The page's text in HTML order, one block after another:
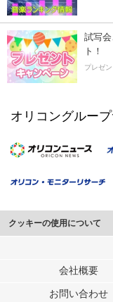
試写
ト！
プレゼ
オリコングループ
クッキーの使用について
このサイトでは Cookie を
行っています。
メディアや広告配信、デ
会社概要
お問い合わせ